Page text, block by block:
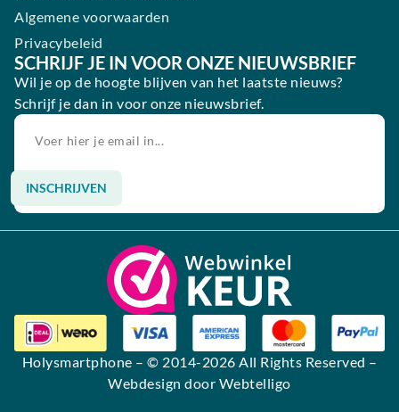
Algemene voorwaarden
Privacybeleid
SCHRIJF JE IN VOOR ONZE NIEUWSBRIEF
Wil je op de hoogte blijven van het laatste nieuws?
Schrijf je dan in voor onze nieuwsbrief.
INSCHRIJVEN
Alternative:
Holysmartphone – © 2014-2026 All Rights Reserved –
Webdesign door Webtelligo